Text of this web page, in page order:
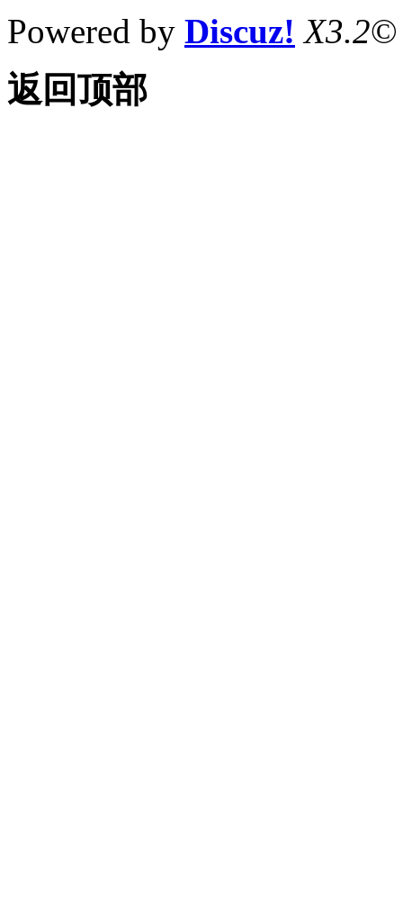
Powered by Discuz! X3.2©
返回顶部